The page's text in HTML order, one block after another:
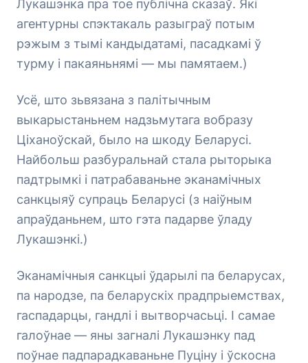
Лукашэнка пра тое публічна сказаў. Які
агентурны спэктакаль разыграў потым
рэжым з тымі кандыдатамі, пасадкамі ў
турму і пакаяньнямі — мы памятаем.)
Усё, што зьвязана з палітычным
выкарыстаньнем надзьмутага вобразу
Ціханоўскай, было на шкоду Беларусі.
Найбольш разбуральнай стала рыторыка
падтрымкі і патрабаваньне эканамічных
санкцыяў супраць Беларусі (з наіўным
апраўданьнем, што гэта падарве ўладу
Лукашэнкі.)
Эканамічныя санкцыі ўдарылі па беларусах,
па народзе, па беларускіх прадпрыемствах,
гаспадарцы, гандлі і вытворчасьці. І самае
галоўнае — яны загналі Лукашэнку пад
поўнае падпарадкаваньне Пуціну і ўскосна